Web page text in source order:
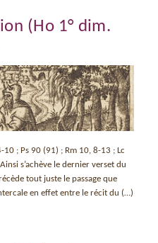
(Ho 1° dim.
; Ps 90 (91) ; Rm 10, 8-13 ; Lc
s’achève le dernier verset du
tout juste le passage que
en effet entre le récit du (…)